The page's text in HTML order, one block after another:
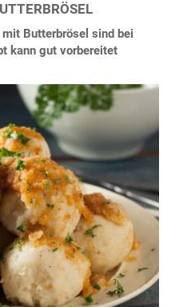
Butterbrösel sind bei
kann gut vorbereitet